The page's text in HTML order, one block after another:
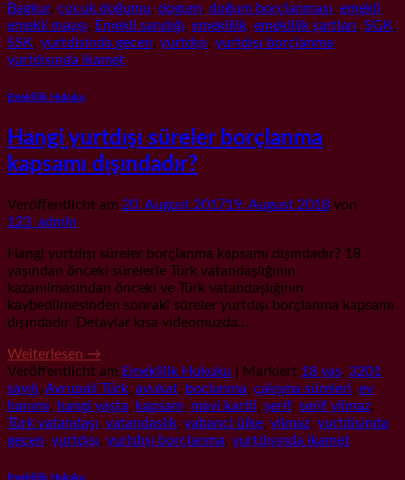
Bagkur, çocuk doğumu, dogum, doğum borçlanması, emekli,
emekli maaşı, Emekli sandığı, emeklilik, emeklilik şartları, SGK,
SSK, yurtdisinda gecen, yurtdışı, yurtdışı borçlanma,
yurtdışında ikamet
Emeklilik Hukuku
Hangi yurtdışı süreler borçlanma
kapsamı dışındadır?
Veröffentlicht am 20. August 201719. August 2018 von
123_admin
Hangi yurtdışı süreler borçlanma kapsamı dışındadır? 18
yaşından önceki sürelerle Türk vatandaşlığının
kazanılmasından önceki ve Türk vatandaşlığının
kaybedilmesinden sonraki süreler yurtdışı borçlanma kapsamı
dışındadır. Detaylar kısa videomuzda…
Weiterlesen →
Veröffentlicht am Emeklilik Hukuku Markiert 18 yas, 3201
sayılı, Avrupali Türk, avukat, boclanma, çalışma süreleri, ev
hanımı, hangi yaşta, kapsam, mavi kartli, şerif, serif yilmaz,
Türk vatandaşı, vatandaslik, yabanci ülke, yilmaz, yurtdisinda
gecen, yurtdışı, yurtdışı borçlanma, yurtdışında ikamet
Emeklilik Hukuku